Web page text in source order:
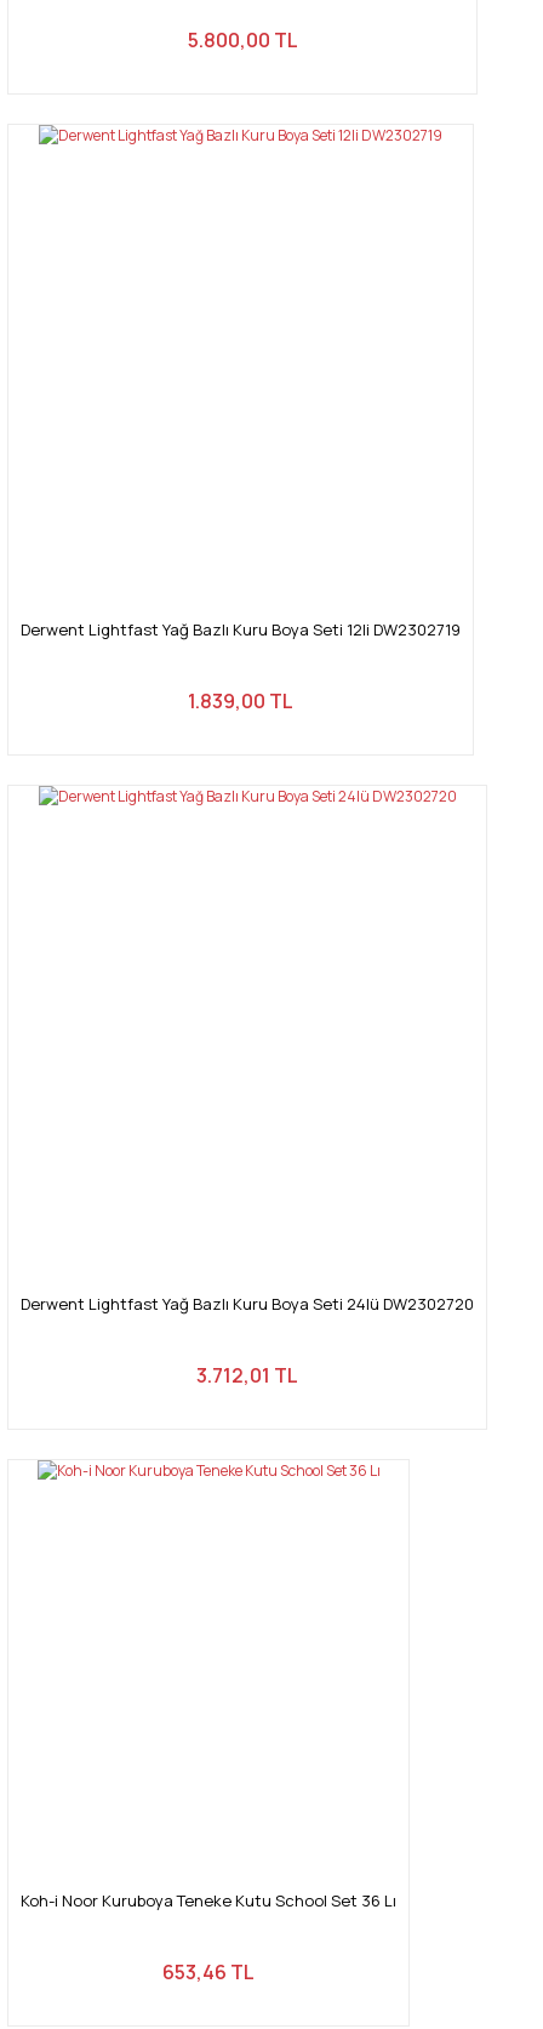
5.800,00 TL
Derwent Lightfast Yağ Bazlı Kuru Boya Seti 12li DW2302719
1.839,00 TL
Derwent Lightfast Yağ Bazlı Kuru Boya Seti 24lü DW2302720
3.712,01 TL
Koh-i Noor Kuruboya Teneke Kutu School Set 36 Lı
653,46 TL